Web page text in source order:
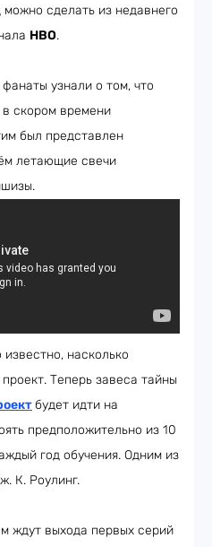
сделать из недавнего
HBO.
узнали о том, что
скором времени
был представлен
летающие свечи
насколько
Теперь завеса тайны
будет идти на
предположительно из 10
год обучения. Одним из
К. Роулинг.
ждут выхода первых серий